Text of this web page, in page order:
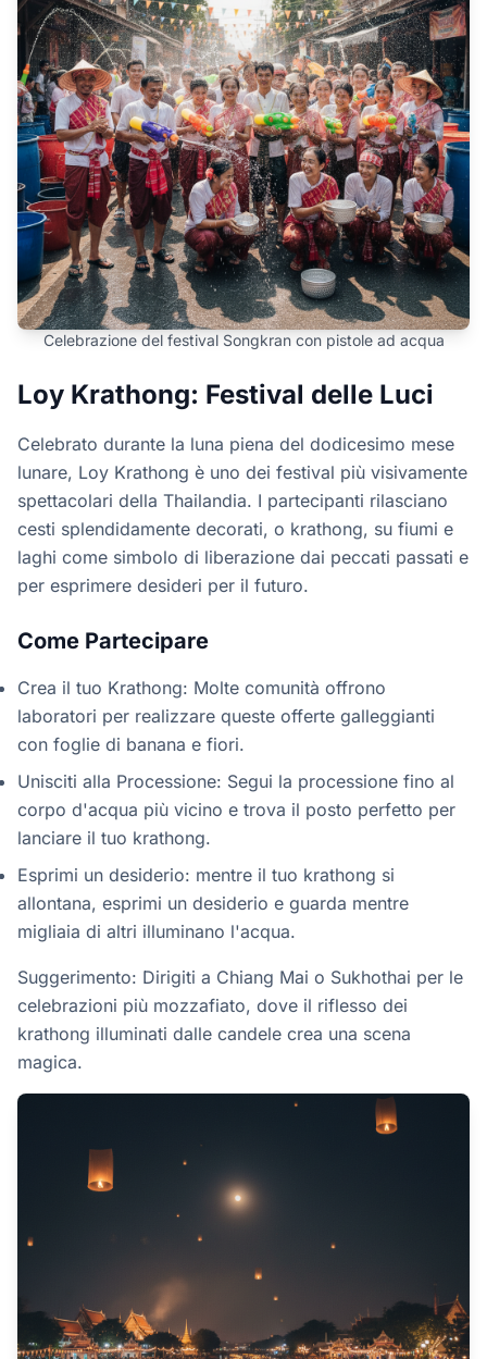
Celebrazione del festival Songkran con pistole ad acqua
Loy Krathong: Festival delle Luci
Celebrato durante la luna piena del dodicesimo mese
lunare, Loy Krathong è uno dei festival più visivamente
spettacolari della Thailandia. I partecipanti rilasciano
cesti splendidamente decorati, o krathong, su fiumi e
laghi come simbolo di liberazione dai peccati passati e
per esprimere desideri per il futuro.
Come Partecipare
Crea il tuo Krathong: Molte comunità offrono
laboratori per realizzare queste offerte galleggianti
con foglie di banana e fiori.
Unisciti alla Processione: Segui la processione fino al
corpo d'acqua più vicino e trova il posto perfetto per
lanciare il tuo krathong.
Esprimi un desiderio: mentre il tuo krathong si
allontana, esprimi un desiderio e guarda mentre
migliaia di altri illuminano l'acqua.
Suggerimento: Dirigiti a Chiang Mai o Sukhothai per le
celebrazioni più mozzafiato, dove il riflesso dei
krathong illuminati dalle candele crea una scena
magica.